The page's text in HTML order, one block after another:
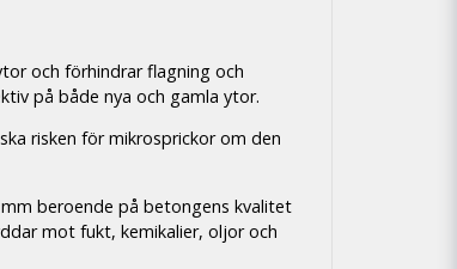
och förhindrar flagning och
på både nya och gamla ytor.
risken för mikrosprickor om den
beroende på betongens kvalitet
mot fukt, kemikalier, oljor och